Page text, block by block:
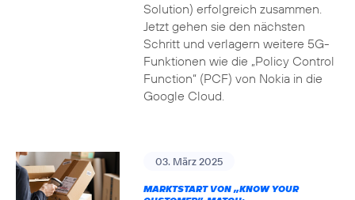
Solution) erfolgreich zusammen.
Jetzt gehen sie den nächsten
Schritt und verlagern weitere 5G-
Funktionen wie die „Policy Control
Function“ (PCF) von Nokia in die
Google Cloud.
03. März 2025
MARKTSTART VON „KNOW YOUR